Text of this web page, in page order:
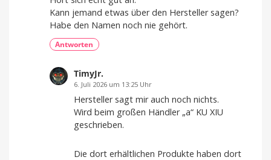
Kann jemand etwas über den Hersteller sagen?
Habe den Namen noch nie gehört.
Antworten
TimyJr.
6. Juli 2026 um 13:25 Uhr
Hersteller sagt mir auch noch nichts.
Wird beim großen Händler „a“ KU XIU
geschrieben.
Die dort erhältlichen Produkte haben dort